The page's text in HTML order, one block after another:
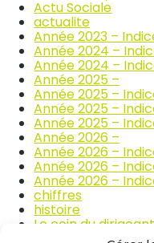
l
a
r
p
a
r
t
i
o
u
r
i
x
d
e
s
p
r
o
d
u
i
s
Actu Sociale
actualite
Année 2023 –
Année 2024 –
Année 2024 –
Année 2025 –
Année 2025 –
Année 2025 –
Année 2025 –
Année 2026 –
Année 2026 –
Année 2026 –
Année 2026 –
chiffres
histoire
Le coin du dirigeant